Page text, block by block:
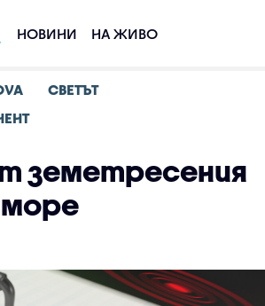
НОВИНИ НА ЖИВО
СВЕТЪТ
земетресения
море